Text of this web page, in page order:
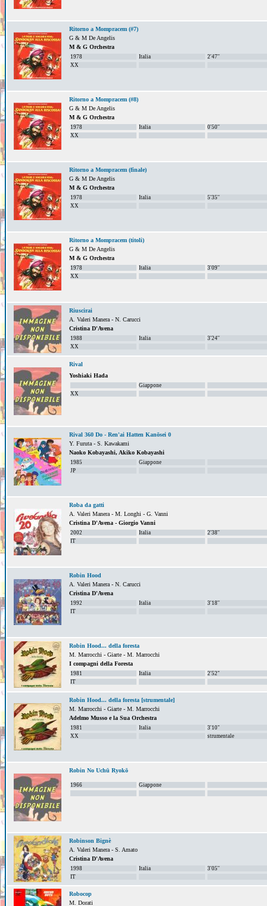
Ritorno a Mompracem (#7)
G & M De Angelis
M & G Orchestra
1978 Italia
2'47''
XX
Ritorno a Mompracem (#8)
G & M De Angelis
M & G Orchestra
1978 Italia
0'50''
XX
Ritorno a Mompracem (finale)
G & M De Angelis
M & G Orchestra
1978 Italia
5'35''
XX
Ritorno a Mompracem (titoli)
G & M De Angelis
M & G Orchestra
1978 Italia
3'09''
XX
Riuscirai
A. Valeri Manera - N. Carucci
Cristina D'Avena
1988 Italia
3'24''
XX
Rival
Yoshiaki Hada
Giappone
XX
Rival 360 Do - Ren'ai Hatten Kanōsei 0
Y. Furuta - S. Kawakami
Naoko Kobayashi, Akiko Kobayashi
1985
Giappone
JP
Roba da gatti
A. Valeri Manera - M. Longhi - G. Vanni
Cristina D'Avena - Giorgio Vanni
2002 Italia
2'38''
IT
Robin Hood
A. Valeri Manera - N. Carucci
Cristina D'Avena
1992 Italia
3'18''
IT
Robin Hood... della foresta
M. Marrocchi - Giarte - M. Marrocchi
I compagni della Foresta
1981 Italia
2'52"
IT
Robin Hood... della foresta [strumentale]
M. Marrocchi - Giarte - M. Marrocchi
Adelmo Musso e la Sua Orchestra
1981 Italia
3'10"
XX
strumentale
Robin No Uchū Ryokō
1966 Giappone
Robinson Bignè
A. Valeri Manera - S. Amato
Cristina D'Avena
1998 Italia
3'05''
IT
Robocop
M. Dorati